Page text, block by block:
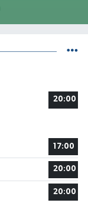
20:00
17:00
20:00
20:00